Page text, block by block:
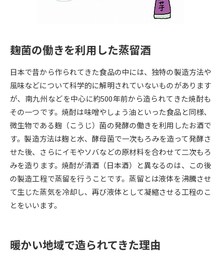
高等学校卒業程度認定試験
幼稚園教員資格認定試験 小学校教員資格認定試験
高等学校（情報）教員資格認定
試験
大学研究 大学検索
大学で学べる内容や特徴を調べる
新増設大学・学部・学科特集
国際・グローバルに強い大学特
データサイエンス特集
麹菌の働きを利用した蒸留酒
日本で昔から作られてきた食品の中には、独特の製造方法や
風味などについて科学的に解明されていないものがあります
が、南九州などを中心に約500年前から造られてきた焼酎も
その一つです。焼酎は味噌やしょう油といった食品と同様、
微生物である麹（こうじ）菌の発酵の働きを利用したお酒で
す。製造方法は麹と水、酵母菌で一次もろみを造って発酵さ
せた後、さらにイモやソバなどの原材料を合わせて二次もろ
みを造ります。焼酎が清酒（日本酒）と異なるのは、この後
の製造工程で蒸留を行うことです。蒸留とは液体を沸騰させ
て生じた蒸気を冷却し、再び液体として凝縮させる工程のこ
とをいいます。
暖かい地域で造られてきた理由